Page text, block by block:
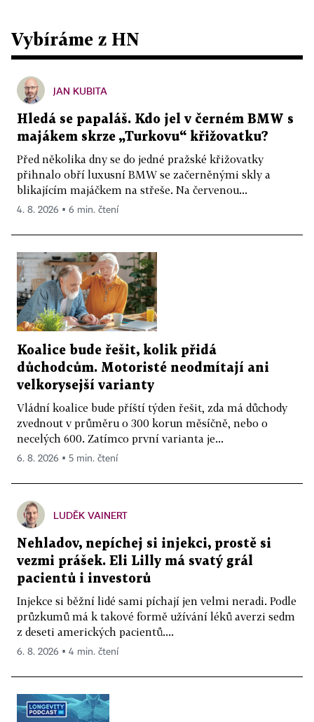
Vybíráme z HN
JAN KUBITA
Hledá se papaláš. Kdo jel v černém BMW s
majákem skrze „Turkovu“ křižovatku?
Před několika dny se do jedné pražské křižovatky
přihnalo obří luxusní BMW se začerněnými skly a
blikajícím majáčkem na střeše. Na červenou...
4. 8. 2026 ▪ 6 min. čtení
Koalice bude řešit, kolik přidá
důchodcům. Motoristé neodmítají ani
velkorysejší varianty
Vládní koalice bude příští týden řešit, zda má důchody
zvednout v průměru o 300 korun měsíčně, nebo o
necelých 600. Zatímco první varianta je...
6. 8. 2026 ▪ 5 min. čtení
LUDĚK VAINERT
Nehladov, nepíchej si injekci, prostě si
vezmi prášek. Eli Lilly má svatý grál
pacientů i investorů
Injekce si běžní lidé sami píchají jen velmi neradi. Podle
průzkumů má k takové formě užívání léků averzi sedm
z deseti amerických pacientů....
6. 8. 2026 ▪ 4 min. čtení